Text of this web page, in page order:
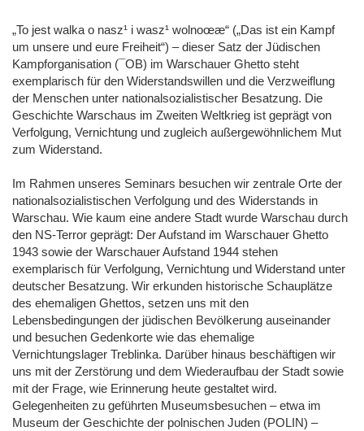
„To jest walka o nasz¹ i wasz¹ wolnoœæ“ („Das ist ein Kampf
um unsere und eure Freiheit“) – dieser Satz der Jüdischen
Kampforganisation (¯OB) im Warschauer Ghetto steht
exemplarisch für den Widerstandswillen und die Verzweiflung
der Menschen unter nationalsozialistischer Besatzung. Die
Geschichte Warschaus im Zweiten Weltkrieg ist geprägt von
Verfolgung, Vernichtung und zugleich außergewöhnlichem Mut
zum Widerstand.
Im Rahmen unseres Seminars besuchen wir zentrale Orte der
nationalsozialistischen Verfolgung und des Widerstands in
Warschau. Wie kaum eine andere Stadt wurde Warschau durch
den NS-Terror geprägt: Der Aufstand im Warschauer Ghetto
1943 sowie der Warschauer Aufstand 1944 stehen
exemplarisch für Verfolgung, Vernichtung und Widerstand unter
deutscher Besatzung. Wir erkunden historische Schauplätze
des ehemaligen Ghettos, setzen uns mit den
Lebensbedingungen der jüdischen Bevölkerung auseinander
und besuchen Gedenkorte wie das ehemalige
Vernichtungslager Treblinka. Darüber hinaus beschäftigen wir
uns mit der Zerstörung und dem Wiederaufbau der Stadt sowie
mit der Frage, wie Erinnerung heute gestaltet wird.
Gelegenheiten zu geführten Museumsbesuchen – etwa im
Museum der Geschichte der polnischen Juden (POLIN) –